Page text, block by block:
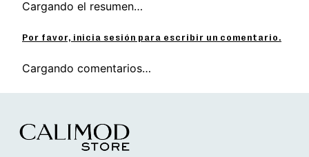
Cargando el resumen…
Por favor, inicia sesión para escribir un comentario.
Cargando comentarios…